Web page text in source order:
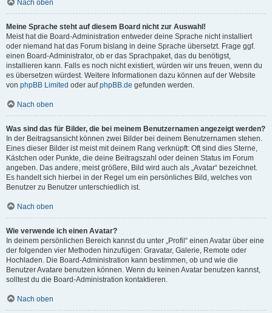
Nach oben
Meine Sprache steht auf diesem Board nicht zur Auswahl!
Meist hat die Board-Administration entweder deine Sprache nicht installiert
oder niemand hat das Forum bislang in deine Sprache übersetzt. Frage ggf.
einen Board-Administrator, ob er das Sprachpaket, das du benötigst,
installieren kann. Falls es noch nicht existiert, würden wir uns freuen, wenn du
es übersetzen würdest. Weitere Informationen dazu können auf der Website
von phpBB Limited oder aufphpBB.de gefunden werden.
Nach oben
Was sind das für Bilder, die bei meinem Benutzernamen angezeigt werden?
In der Beitragsansicht können zwei Bilder bei deinem Benutzernamen stehen.
Eines dieser Bilder ist meist mit deinem Rang verknüpft: Oft sind dies Sterne,
Kästchen oder Punkte, die deine Beitragszahl oder deinen Status im Forum
angeben. Das andere, meist größere, Bild wird auch als „Avatar“ bezeichnet.
Es handelt sich hierbei in der Regel um ein persönliches Bild, welches von
Benutzer zu Benutzer unterschiedlich ist.
Nach oben
Wie verwende ich einen Avatar?
In deinem persönlichen Bereich kannst du unter „Profil“ einen Avatar über eine
der folgenden vier Methoden hinzufügen: Gravatar, Galerie, Remote oder
Hochladen. Die Board-Administration kann bestimmen, ob und wie die
Benutzer Avatare benutzen können. Wenn du keinen Avatar benutzen kannst,
solltest du die Board-Administration kontaktieren.
Nach oben